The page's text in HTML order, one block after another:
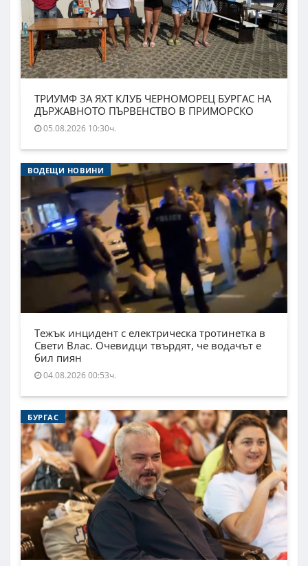
ТРИУМФ ЗА ЯХТ КЛУБ ЧЕРНОМОРЕЦ БУРГАС НА
ДЪРЖАВНОТО ПЪРВЕНСТВО В ПРИМОРСКО
05.08.2026 10:30ч.
ВОДЕЩИ НОВИНИ
Тежък инцидент с електрическа тротинетка в
Свети Влас. Очевидци твърдят, че водачът е
бил пиян
04.08.2026 00:53ч.
БУРГАС